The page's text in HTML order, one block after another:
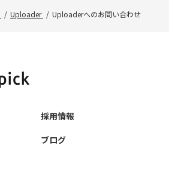
Uploader Uploaderへのお問い合わせ
採用情報
ブログ